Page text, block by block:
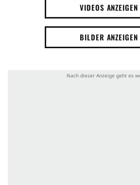
VIDEOS ANZEIGEN
BILDER ANZEIGEN